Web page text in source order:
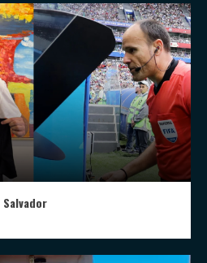
Salvador